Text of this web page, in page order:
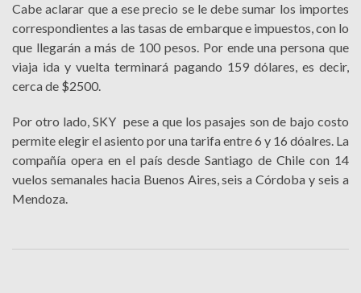
Cabe aclarar que a ese precio se le debe sumar los importes
correspondientes a las tasas de embarque e impuestos, con lo
que llegarán a más de 100 pesos. Por ende una persona que
viaja ida y vuelta terminará pagando 159 dólares, es decir,
cerca de $2500.
Por otro lado, SKY pese a que los pasajes son de bajo costo
permite elegir el asiento por una tarifa entre 6 y 16 dóalres. La
compañía opera en el país desde Santiago de Chile con 14
vuelos semanales hacia Buenos Aires, seis a Córdoba y seis a
Mendoza.